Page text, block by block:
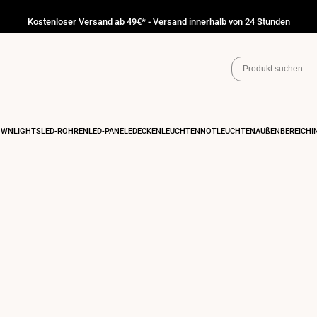
Kostenloser Versand ab 49€* - Versand innerhalb von 24 Stunden
LED-RÖHRENLED-PANELEDECKENLEUCHTENNOTLEUCHTENAUßENBEREICH